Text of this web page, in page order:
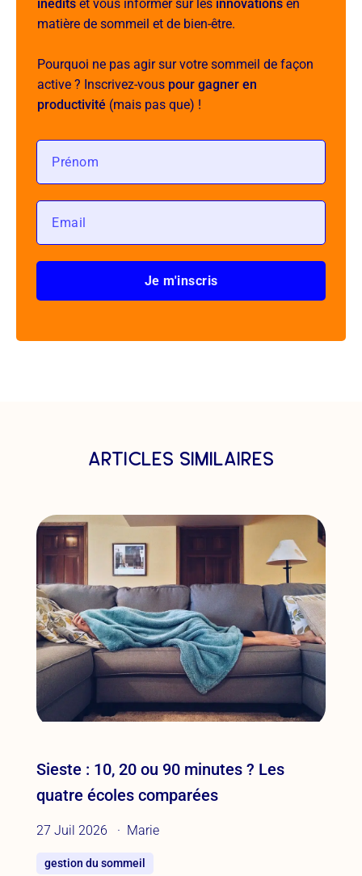
inédits et vous informer sur les innovations en
matière de sommeil et de bien-être.
Pourquoi ne pas agir sur votre sommeil de façon
active ? Inscrivez-vous pour gagner en
productivité (mais pas que) !
Je m'inscris
articles similaires
Sieste : 10, 20 ou 90 minutes ? Les
quatre écoles comparées
27 Juil 2026 Marie
gestion du sommeil